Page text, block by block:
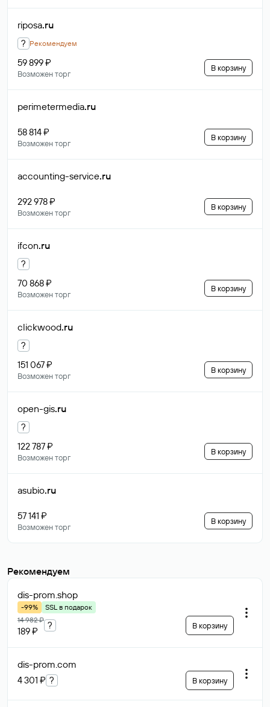
riposa.ru
? Рекомендуем
59 899 ₽
Возможен торг
В корзину
perimetermedia.ru
58 814 ₽
Возможен торг
В корзину
accounting-service.ru
292 978 ₽
Возможен торг
В корзину
ifcon.ru
?
70 868 ₽
Возможен торг
В корзину
clickwood.ru
?
151 067 ₽
Возможен торг
В корзину
open-gis.ru
?
122 787 ₽
Возможен торг
В корзину
asubio.ru
57 141 ₽
Возможен торг
В корзину
Рекомендуем
dis-prom.shop
-99%
SSL в подарок
14 982 ₽
189 ₽
? В корзину
dis-prom.com
4 301 ₽ ? В корзину